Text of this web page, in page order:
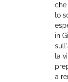
che
lo
in
la
a